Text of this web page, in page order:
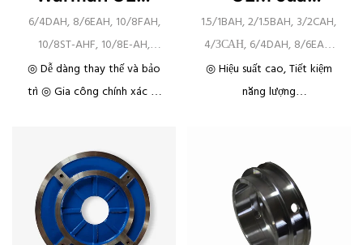
AH/AHR
6/4DAH, 8/6EAH, 10/8FAH,
10/8ST-AHF, 10/8E-AH,
12/10STAH, 14/12STAH,
16/14TUAH, 20/18TUAH
◎ Dễ dàng thay thế và bảo
trì ◎ Gia công chính xác ◎
◎ khả năng chống ăn mòn
Warman
1.5/1BAH, 2/1.5BAH, 3/2CAH,
4/ЗСАН, 6/4DAH, 8/6EAH,
10/8FAH, 12/10STAH,
14/12STAH, 16/14TUAH,
◎ Hiệu suất cao, Tiết kiệm
năng lượng
kim, than, điện, công nghiệp
hóa chất